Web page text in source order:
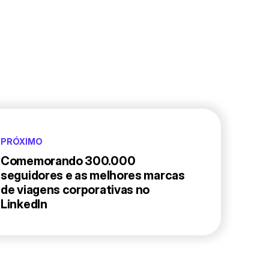
PRÓXIMO
Comemorando 300.000
seguidores e as melhores marcas
de viagens corporativas no
LinkedIn